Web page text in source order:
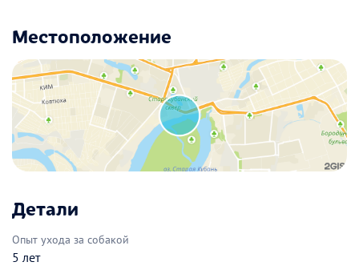
Местоположение
Детали
Опыт ухода за собакой
5 лет